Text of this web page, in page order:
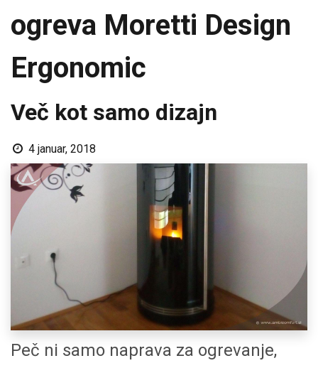
ogreva Moretti Design
Ergonomic
Več kot samo dizajn
4 januar, 2018
Peč ni samo naprava za ogrevanje,